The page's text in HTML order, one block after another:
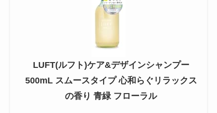
LUFT(ルフト)ケア&デザインシャンプー
500mL スムースタイプ 心和らぐリラックス
の香り 青緑 フローラル